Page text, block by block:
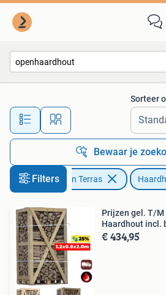
Alle afstanden…
Sorteer
Bewaar je
FiltersTuin en Terras
Prijzen gel. T/M
Haardhout incl.
€ 434,95